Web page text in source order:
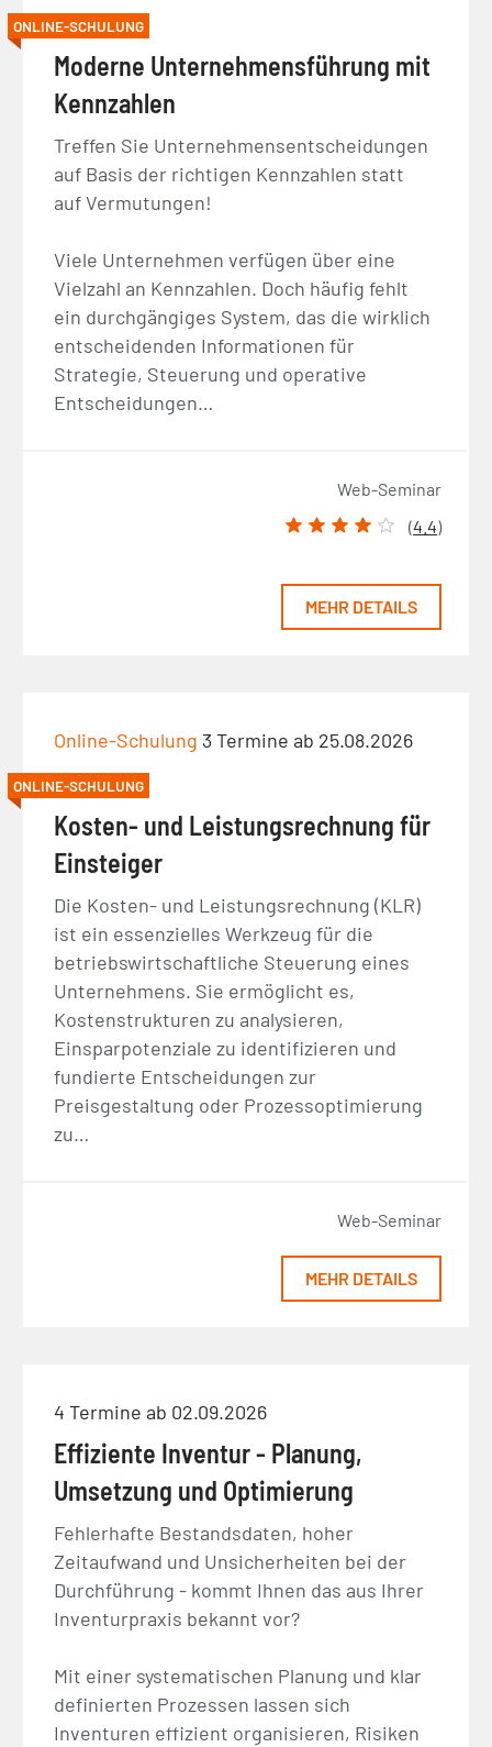
ONLINE-SCHULUNG
Moderne Unternehmensführung mit
Kennzahlen
Treffen Sie Unternehmensentscheidungen
auf Basis der richtigen Kennzahlen statt
auf Vermutungen!
Viele Unternehmen verfügen über eine
Vielzahl an Kennzahlen. Doch häufig fehlt
ein durchgängiges System, das die wirklich
entscheidenden Informationen für
Strategie, Steuerung und operative
Entscheidungen…
Web-Seminar
(4.4)
MEHR DETAILS
Online-Schulung 3 Termine ab 25.08.2026
ONLINE-SCHULUNG
Kosten- und Leistungsrechnung für
Einsteiger
Die Kosten- und Leistungsrechnung (KLR)
ist ein essenzielles Werkzeug für die
betriebswirtschaftliche Steuerung eines
Unternehmens. Sie ermöglicht es,
Kostenstrukturen zu analysieren,
Einsparpotenziale zu identifizieren und
fundierte Entscheidungen zur
Preisgestaltung oder Prozessoptimierung
zu…
Web-Seminar
MEHR DETAILS
4 Termine ab 02.09.2026
Effiziente Inventur - Planung,
Umsetzung und Optimierung
Fehlerhafte Bestandsdaten, hoher
Zeitaufwand und Unsicherheiten bei der
Durchführung - kommt Ihnen das aus Ihrer
Inventurpraxis bekannt vor?
Mit einer systematischen Planung und klar
definierten Prozessen lassen sich
Inventuren effizient organisieren, Risiken